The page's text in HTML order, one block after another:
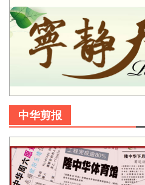
中华剪报